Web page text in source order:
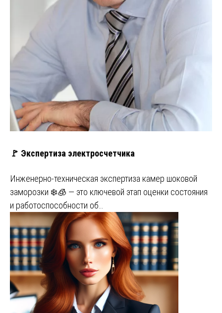
🚩 Экспертиза электросчетчика
Инженерно-техническая экспертиза камер шоковой
заморозки ❄️🧊 — это ключевой этап оценки состояния
и работоспособности об…